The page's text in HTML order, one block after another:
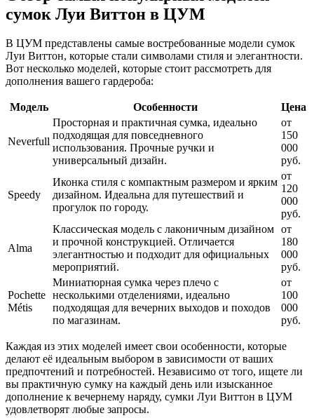
сумок Луи Виттон в ЦУМ
В ЦУМ представлены самые востребованные модели сумок
Луи Виттон, которые стали символами стиля и элегантности.
Вот несколько моделей, которые стоит рассмотреть для
дополнения вашего гардероба:
Модель Особенности Цена
Neverfull
Просторная и практичная сумка, идеально
подходящая для повседневного
использования. Прочные ручки и
универсальный дизайн.
от
150
000
руб.
Speedy
Иконка стиля с компактным размером и ярким
дизайном. Идеальна для путешествий и
прогулок по городу.
от
120
000
руб.
Alma
Классическая модель с лаконичным дизайном
и прочной конструкцией. Отличается
элегантностью и подходит для официальных
мероприятий.
от
180
000
руб.
Pochette
Métis
Миниатюрная сумка через плечо с
несколькими отделениями, идеально
подходящая для вечерних выходов и походов
по магазинам.
от
100
000
руб.
Каждая из этих моделей имеет свои особенности, которые
делают её идеальным выбором в зависимости от ваших
предпочтений и потребностей. Независимо от того, ищете ли
вы практичную сумку на каждый день или изысканное
дополнение к вечернему наряду, сумки Луи Виттон в ЦУМ
удовлетворят любые запросы.